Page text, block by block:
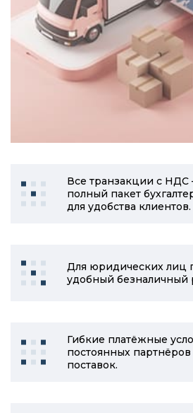
Все транзакции с НДС
полный пакет
для удобства клиентов.
Для юридических лиц
удобный безналичный
Гибкие платёжные
постоянных
поставок.